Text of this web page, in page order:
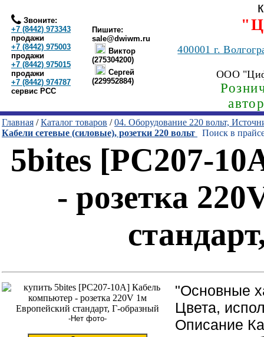
Звоните:
+7 (8442) 973343
продажи
+7 (8442) 975003
продажи
+7 (8442) 975015
продажи
+7 (8442) 974787
сервис РСС
Пишите:
sale@dwiwm.ru
Виктор
(275304200)
Сергей
(229952884)
400001г.
ООО
Главная /Каталог товаров /04. Оборудование 220 вольт,
Кабели сетевые (силовые), розетки 220 вольт
Поиск в
5bites [PC207-
- розетка
-Нет фото-
"Основные
Цвета,
Описание